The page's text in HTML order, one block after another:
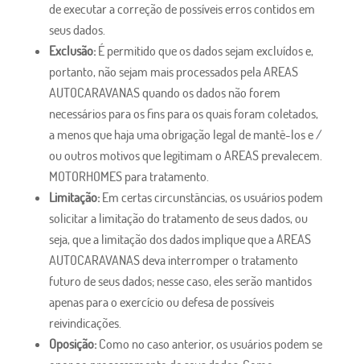
de executar a correção de possíveis erros contidos em
seus dados.
Exclusão:É permitido que os dados sejam excluídos e,
portanto, não sejam mais processados ​​pela AREAS
AUTOCARAVANAS quando os dados não forem
necessários para os fins para os quais foram coletados,
a menos que haja uma obrigação legal de mantê-los e /
ou outros motivos que legitimam o AREAS prevalecem.
MOTORHOMES para tratamento.
Limitação:Em certas circunstâncias, os usuários podem
solicitar a limitação do tratamento de seus dados, ou
seja, que a limitação dos dados implique que a AREAS
AUTOCARAVANAS deva interromper o tratamento
futuro de seus dados; nesse caso, eles serão mantidos
apenas para o exercício ou defesa de possíveis
reivindicações.
Oposição:Como no caso anterior, os usuários podem se